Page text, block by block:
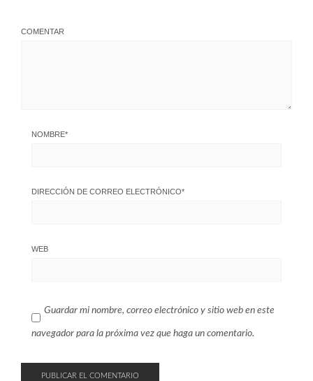
COMENTAR
NOMBRE*
DIRECCIÓN DE CORREO ELECTRÓNICO*
WEB
Guardar mi nombre, correo electrónico y sitio web en este
navegador para la próxima vez que haga un comentario.